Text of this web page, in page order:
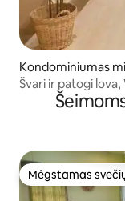
Kondominiumas
Švari ir patogi
Mėgstamas
Mėgstamas